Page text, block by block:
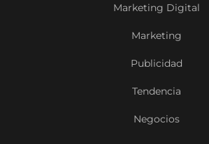
Marketing Digital
Marketing
Publicidad
Tendencia
Negocios